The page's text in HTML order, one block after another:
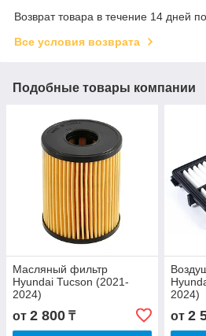
Возврат товара в течение 14 дней
Все условия возврата
Подобные товары компании
Масляный фильтр
Hyundai Tucson (2021-
2024)
от 2 800 ₸
2024)
от 2